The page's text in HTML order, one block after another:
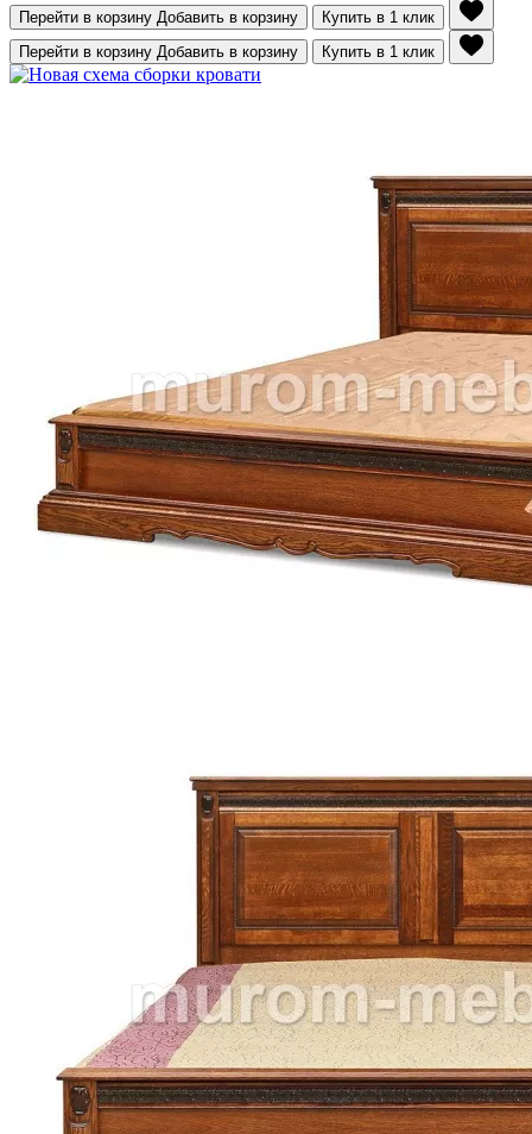
Перейти в корзину Добавить в корзину
Купить в 1 клик
Перейти в корзину Добавить в корзину Купить в 1 клик